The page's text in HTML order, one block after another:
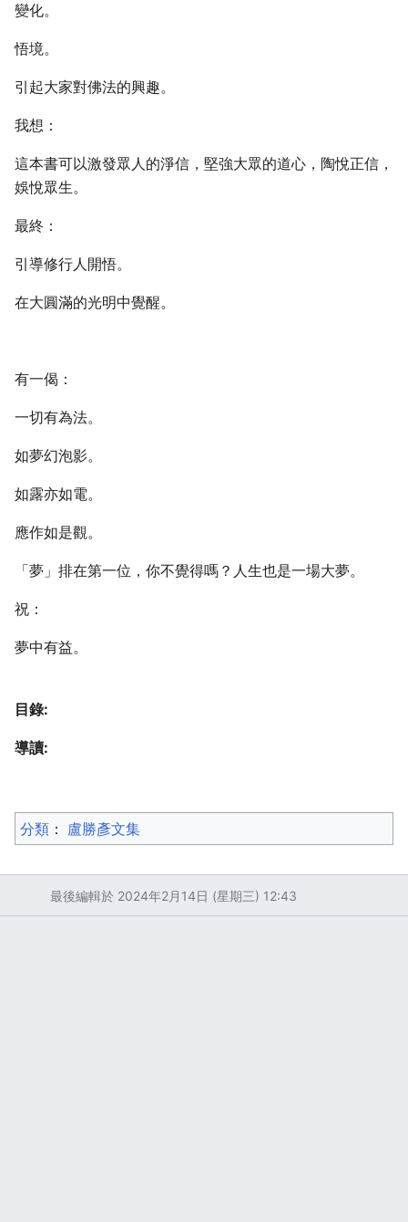
變化。
悟境。
引起大家對佛法的興趣。
我想：
這本書可以激發眾人的淨信，堅強大眾的道心，陶悅正信，
娛悅眾生。
最終：
引導修行人開悟。
在大圓滿的光明中覺醒。
有一偈：
一切有為法。
如夢幻泡影。
如露亦如電。
應作如是觀。
「夢」排在第一位，你不覺得嗎？人生也是一場大夢。
祝：
夢中有益。
目錄:
導讀:
分類 ：​ 盧勝彥文集
最後編輯於 2024年2月14日 (星期三) 12:43